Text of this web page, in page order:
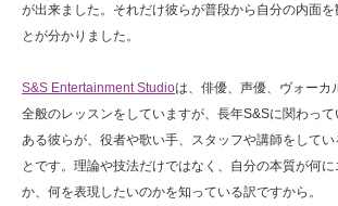
が出来ました。それだけ彼らが普段から自分の内面
とが分かりました。
S&S Entertainment Studioは、俳優、声優、ヴォーカ
全般のレッスンをしていますが、長年S&Sに関わっ
ある彼らが、役者や歌い手、スタッフや講師をして
とです。理論や技法だけではなく、自分の本質が何
か、何を表現したいのかを知っている訳ですから。